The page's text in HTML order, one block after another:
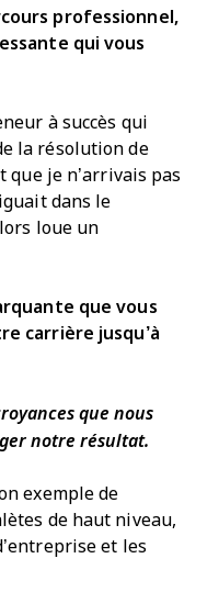
professionnel,
qui vous
à succès qui
la résolution de
que je n’arrivais pas
dans le
loue un
que vous
carrière jusqu’à
que nous
notre résultat.
exemple de
de haut niveau,
et les